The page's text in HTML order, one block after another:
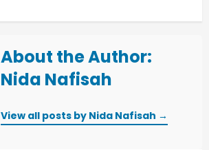
About the Author:
Nida Nafisah
View all posts by Nida Nafisah →